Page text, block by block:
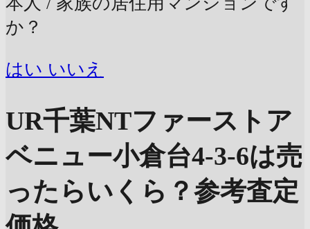
か？
はい いいえ
UR千葉NTファーストア
ベニュー小倉台4-3-6は売
ったらいくら？参考査定